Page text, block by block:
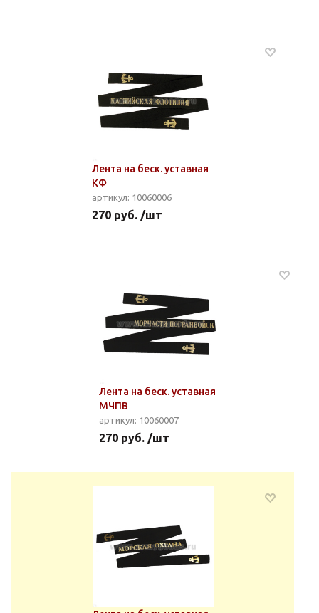
Лента на беск. уставная
КФ
артикул: 10060006
270 руб. /шт
Лента на беск. уставная
МЧПВ
артикул: 10060007
270 руб. /шт